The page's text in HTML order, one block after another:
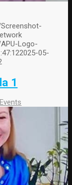
Logo-
2025-05-
1